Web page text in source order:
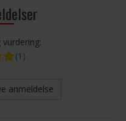
(1)
anmeldelse